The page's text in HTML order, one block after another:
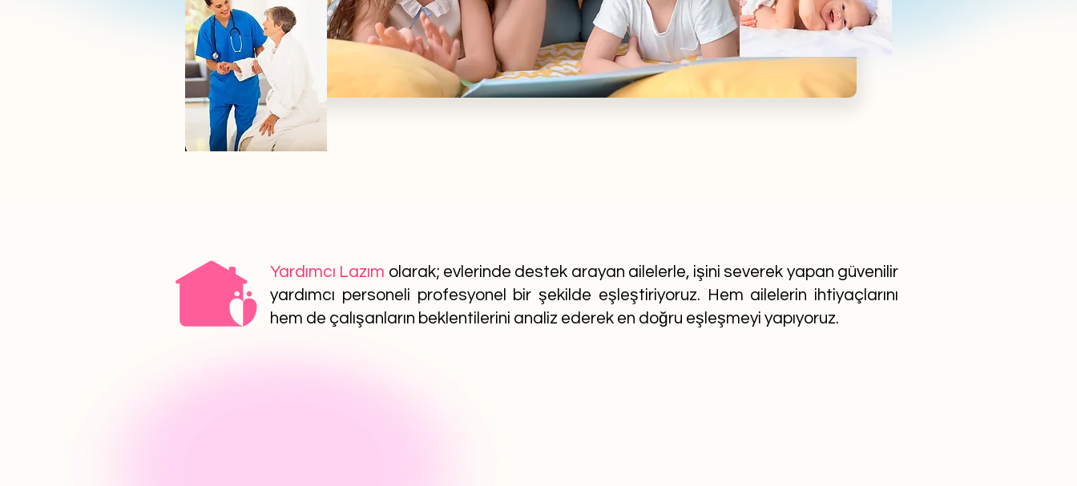
Yardımcı Lazım olarak; evlerinde destek arayan ailelerle, işini severek yapan güvenilir
yardımcı personeli profesyonel bir şekilde eşleştiriyoruz. Hem ailelerin ihtiyaçlarını
hem de çalışanların beklentilerini analiz ederek en doğru eşleşmeyi yapıyoruz.